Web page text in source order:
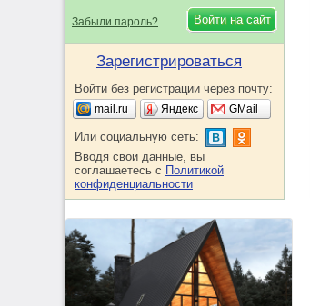
Забыли пароль?
Зарегистрироваться
Войти без регистрации через почту:
mail.ru Яндекс GMail
Или социальную сеть:
Вводя свои данные, вы
соглашаетесь с Политикой
конфиденциальности